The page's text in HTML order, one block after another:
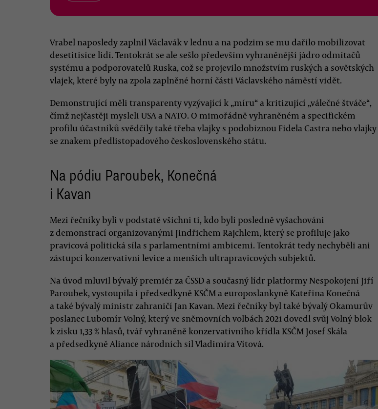
Vrabel naposledy zaplnil Václavák v lednu a na podzim se mu dařilo mobilizovat
desetitisíce lidí. Tentokrát se ale sešlo především vyhraněnější jádro odmítačů
systému a podporovatelů Ruska, což se projevilo množstvím ruských a sovětských
vlajek, které byly na zpola zaplněné horní části Václavského náměstí vidět.
Demonstrující měli transparenty vyzývající k „míru“ a kritizující „válečné štváče“,
čímž nejčastěji mysleli USA a NATO. O mimořádně vyhraněném a specifickém
profilu účastníků svědčily také třeba vlajky s podobiznou Fidela Castra nebo vlajky
se znakem předlistopadového československého státu.
Na pódiu Paroubek, Konečná
i Kavan
Mezi řečníky byli v podstatě všichni ti, kdo byli posledně vyšachováni
z demonstrací organizovanými Jindřichem Rajchlem, který se profiluje jako
pravicová politická síla s parlamentními ambicemi. Tentokrát tedy nechyběli ani
zástupci konzervativní levice a menších ultrapravicových subjektů.
Na úvod mluvil bývalý premiér za ČSSD a současný lídr platformy Nespokojení Jiří
Paroubek, vystoupila i předsedkyně KSČM a europoslankyně Kateřina Konečná
a také bývalý ministr zahraničí Jan Kavan. Mezi řečníky byl také bývalý Okamurův
poslanec Lubomír Volný, který ve sněmovních volbách 2021 dovedl svůj Volný blok
k zisku 1,33 % hlasů, tvář vyhraněně konzervativního křídla KSČM Josef Skála
a předsedkyně Aliance národních sil Vladimíra Vítová.